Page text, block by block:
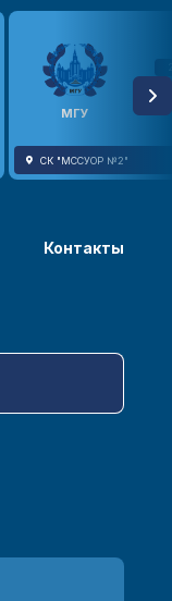
МГУ
23
СК "МССУОР №2"
Контакты